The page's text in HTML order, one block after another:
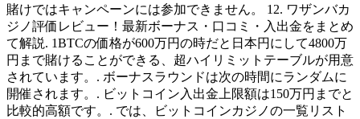
賭けではキャンペーンには参加できません。 12. ワザンバカ
ジノ評価レビュー！最新ボーナス・口コミ・入出金をまとめ
て解説. 1BTCの価格が600万円の時だと日本円にして4800万
円まで賭けることができる、超ハイリミットテーブルが用意
されています。. ボーナスラウンドは次の時間にランダムに
開催されます。. ビットコイン入出金上限額は150万円までと
比較的高額です。. では、ビットコインカジノの一覧リスト